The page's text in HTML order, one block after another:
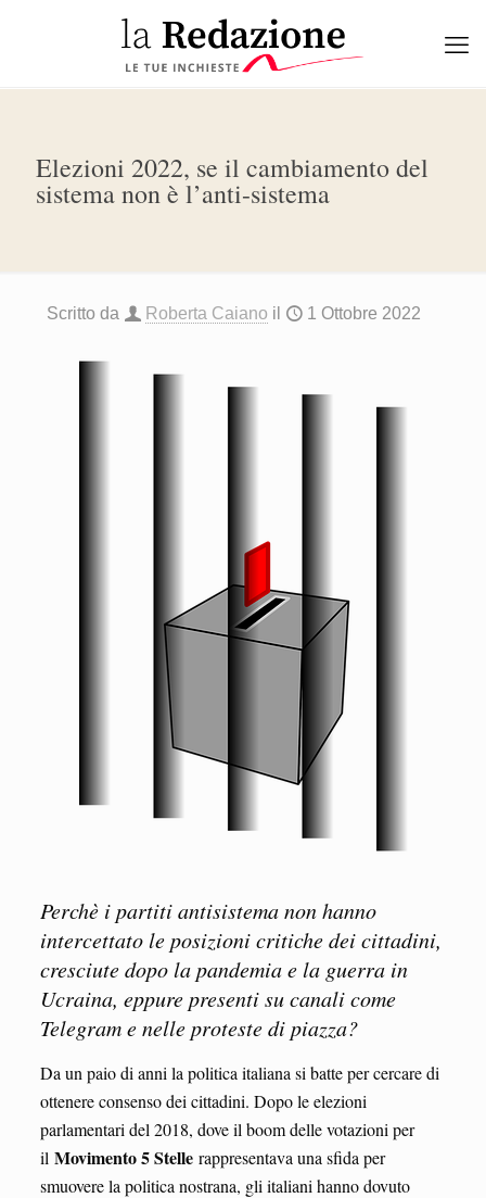
Elezioni 2022, se il cambiamento del
sistema non è l’anti-sistema
Scritto da Roberta Caiano il 1 Ottobre 2022
Perchè i partiti antisistema non hanno
intercettato le posizioni critiche dei cittadini,
cresciute dopo la pandemia e la guerra in
Ucraina, eppure presenti su canali come
Telegram e nelle proteste di piazza?
Da un paio di anni la politica italiana si batte per cercare di
ottenere consenso dei cittadini. Dopo le elezioni
parlamentari del 2018, dove il boom delle votazioni per
il Movimento 5 Stellerappresentava una sfida per
smuovere la politica nostrana, gli italiani hanno dovuto